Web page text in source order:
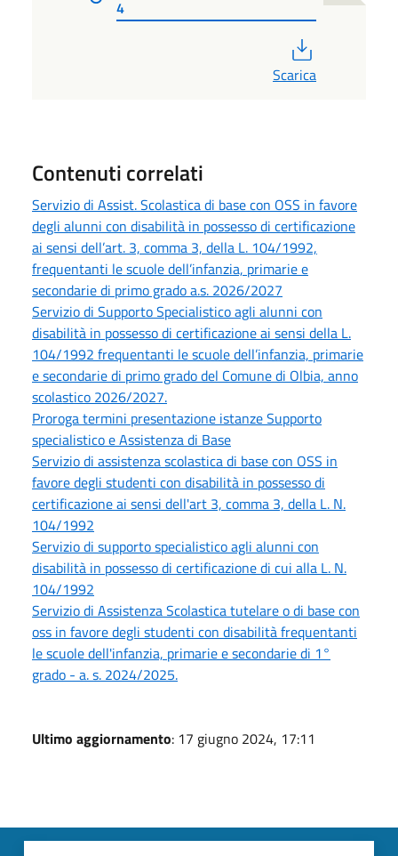
4
Scarica
Contenuti correlati
Servizio di Assist. Scolastica di base con OSS in favore
degli alunni con disabilità in possesso di certificazione
ai sensi dell’art. 3, comma 3, della L. 104/1992,
frequentanti le scuole dell’infanzia, primarie e
secondarie di primo grado a.s. 2026/2027
Servizio di Supporto Specialistico agli alunni con
disabilità in possesso di certificazione ai sensi della L.
104/1992 frequentanti le scuole dell’infanzia, primarie
e secondarie di primo grado del Comune di Olbia, anno
scolastico 2026/2027.
Proroga termini presentazione istanze Supporto
specialistico e Assistenza di Base
Servizio di assistenza scolastica di base con OSS in
favore degli studenti con disabilità in possesso di
certificazione ai sensi dell'art 3, comma 3, della L. N.
104/1992
Servizio di supporto specialistico agli alunni con
disabilità in possesso di certificazione di cui alla L. N.
104/1992
Servizio di Assistenza Scolastica tutelare o di base con
oss in favore degli studenti con disabilità frequentanti
le scuole dell'infanzia, primarie e secondarie di 1°
grado - a. s. 2024/2025.
Ultimo aggiornamento: 17 giugno 2024, 17:11